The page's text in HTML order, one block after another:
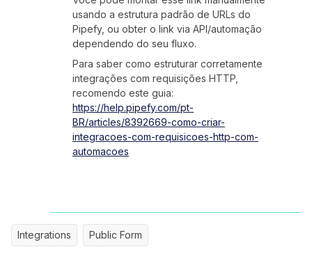
usando a estrutura padrão de URLs do
Pipefy, ou obter o link via API/automação
dependendo do seu fluxo.
Para saber como estruturar corretamente
integrações com requisições HTTP,
recomendo este guia:
https://help.pipefy.com/pt-
BR/articles/8392669-como-criar-
integracoes-com-requisicoes-http-com-
automacoes
Integrations Public Form